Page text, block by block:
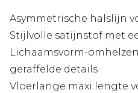
Asymmetrische halslijn
Stijlvolle satijnstof met
Lichaamsvorm-
geraffelde details
Vloerlange maxi lengte